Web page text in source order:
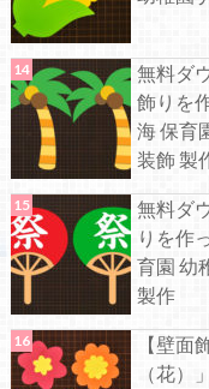
無料ダ
飾りを
海 保育
装飾 製
無料ダ
りを作
育園 幼
製作
【壁面
（花）